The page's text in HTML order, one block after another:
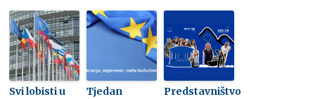
Svi lobisti u
Tjedan
Predstavništvo